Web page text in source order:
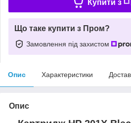
Купити з
Що таке купити з Пром?
Замовлення під захистом
Опис Характеристики
Опис